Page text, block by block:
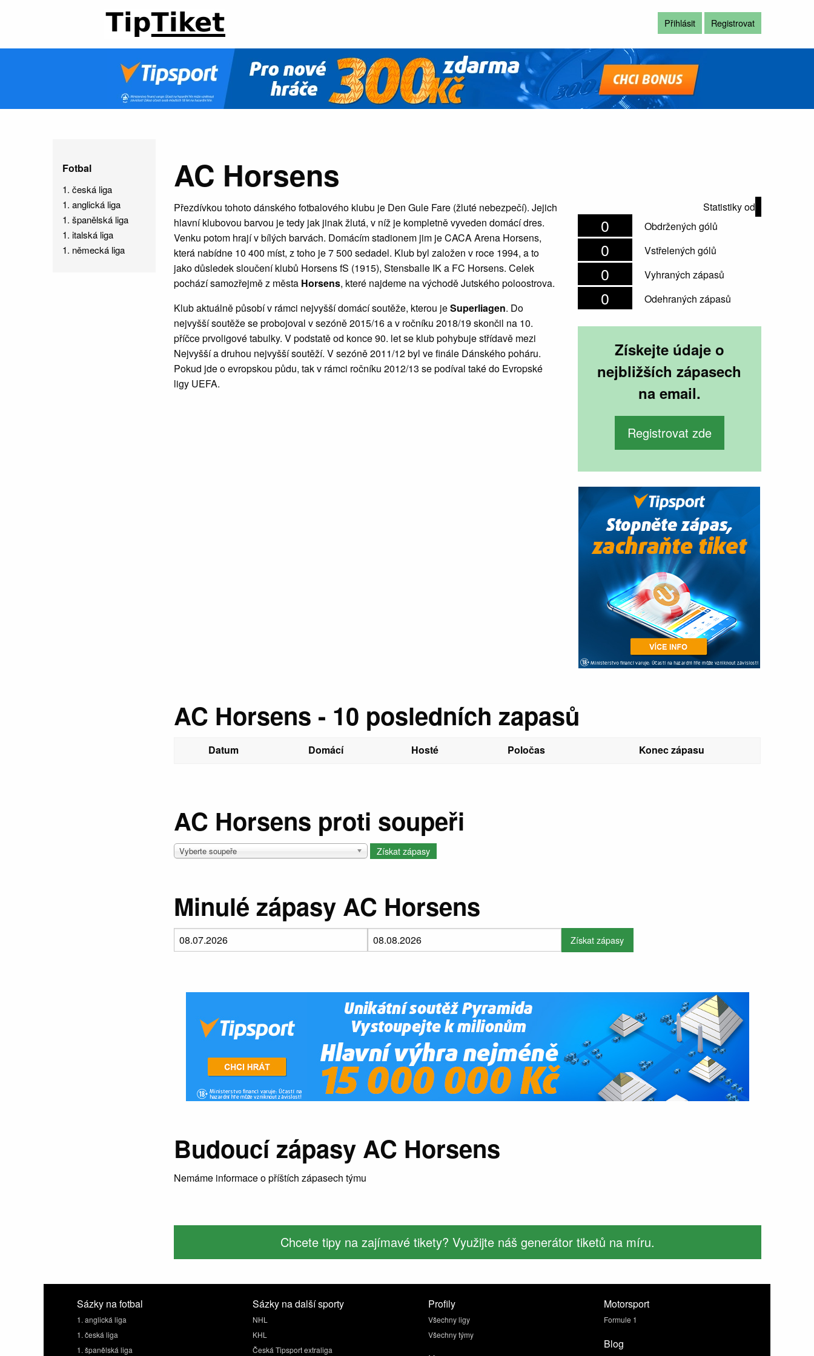
Přihlásit Registrovat
Fotbal
1. česká liga
1. anglická liga
1. španělská liga
1. italská liga
1. německá liga
AC Horsens
Přezdívkou tohoto dánského fotbalového klubu je Den Gule Fare (žluté nebezpečí). Jejich
hlavní klubovou barvou je tedy jak jinak žlutá, v níž je kompletně vyveden domácí dres.
Venku potom hrají v bílých barvách. Domácím stadionem jim je CACA Arena Horsens,
která nabídne 10 400 míst, z toho je 7 500 sedadel. Klub byl založen v roce 1994, a to
jako důsledek sloučení klubů Horsens fS (1915), Stensballe IK a FC Horsens. Celek
pochází samozřejmě z města Horsens, které najdeme na východě Jutského poloostrova.
Klub aktuálně působí v rámci nejvyšší domácí soutěže, kterou jeSuperliagen. Do
nejvyšší soutěže se probojoval v sezóně 2015/16 a v ročníku 2018/19 skončil na 10.
příčce prvoligové tabulky. V podstatě od konce 90. let se klub pohybuje střídavě mezi
Nejvyšší a druhou nejvyšší soutěží. V sezóně 2011/12 byl ve finále Dánského poháru.
Pokud jde o evropskou půdu, tak v rámci ročníku 2012/13 se podíval také do Evropské
ligy UEFA.
Statistiky od
0 Obdržených gólů
0 Vstřelených gólů
0 Vyhraných zápasů
0 Odehraných zápasů
Získejte údaje o
nejbližších zápasech
na email.
Registrovat zde
AC Horsens - 10 posledních zapasů
Datum Domácí Hosté Poločas Konec zápasu
AC Horsens proti soupeři
Vyberte soupeře
Minulé zápasy AC Horsens
Budoucí zápasy AC Horsens
Nemáme informace o příštích zápasech týmu
Chcete tipy na zajímavé tikety? Využijte náš generátor tiketů na míru.
Sázky na fotbal
1. anglická liga
1. česká liga
1. španělská liga
Sázky na další sporty
NHL
KHL
Česká Tipsport extraliga
Profily
Všechny ligy
Všechny týmy
Motorsport
Formule 1
Blog